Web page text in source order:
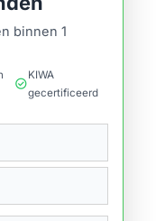
binnen 1
check_circle
KIWA
gecertificeerd